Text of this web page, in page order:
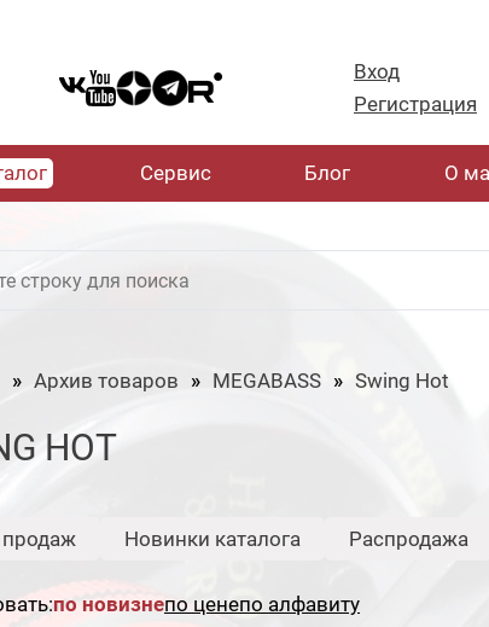
Вход
Регистрация
Cервис Блог О
Архив товаров MEGABASS Swing Hot
HOT
Новинки каталога Распродажа
по новизнепо ценепо алфавиту